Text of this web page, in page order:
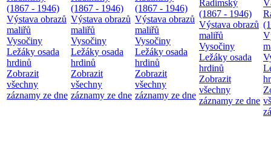
(1867 - 1946)
Výstava obrazů
maliřů
Vysočiny
Ležáky osada
hrdinů
Zobrazit
všechny
záznamy ze dne
(1867 - 1946)
Výstava obrazů
maliřů
Vysočiny
Ležáky osada
hrdinů
Zobrazit
všechny
záznamy ze dne
(1867 - 1946)
Výstava obrazů
maliřů
Vysočiny
Ležáky osada
hrdinů
Zobrazit
všechny
záznamy ze dne
Radimský
(1867 - 1946)
Výstava obrazů
maliřů
Vysočiny
Ležáky osada
hrdinů
Zobrazit
všechny
záznamy ze dne